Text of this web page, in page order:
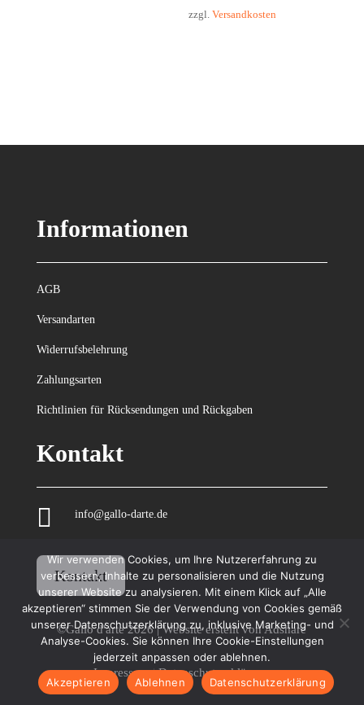
zzgl. Versandkosten
Informationen
AGB
Versandarten
Widerrufsbelehrung
Zahlungsarten
Richtlinien für Rücksendungen und Rückgaben
Kontakt
 info@gallo-darte.de
Kontakt
©Gallo d'arte 2026 | Website erstellt vonAdshare
Impressum|Datenschutzerklärung
Wir verwenden Cookies, um Ihre Nutzererfahrung zu
verbessern, Inhalte zu personalisieren und die Nutzung
unserer Website zu analysieren. Mit einem Klick auf „Alle
akzeptieren“ stimmen Sie der Verwendung von Cookies gemäß
unserer Datenschutzerklärung zu, inklusive Marketing- und
Analyse-Cookies. Sie können Ihre Cookie-Einstellungen
jederzeit anpassen oder ablehnen.
Akzeptieren
Ablehnen Datenschutzerklärung